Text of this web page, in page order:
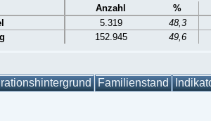
Anzahl
%
5.319
48,3
152.945 49,6
Familienstand